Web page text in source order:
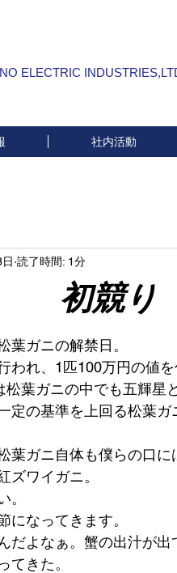
ELECTRIC
社内活動
り
読了時間: 1分
葉ガニの解禁日。
われ、1匹100万円の値を
葉ガニの中でも五輝星
定の基準を上回る松葉ガ
葉ガニ自体も僕らの口に
ズワイガニ。
。
になってきます。
だよなぁ。蟹の出汁が出
てきた。